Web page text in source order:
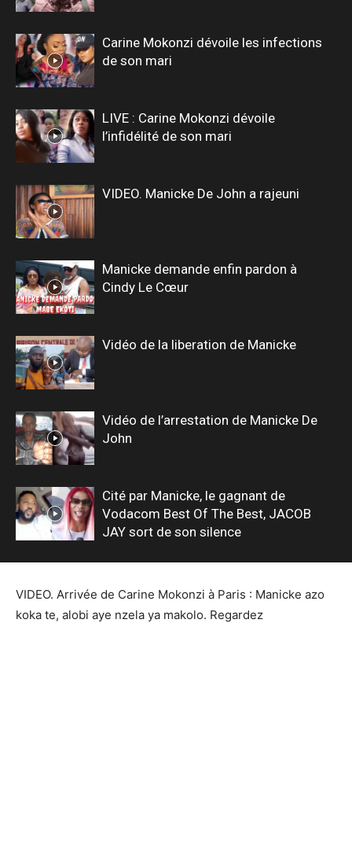
Carine Mokonzi dévoile les infections
de son mari
LIVE : Carine Mokonzi dévoile
l’infidélité de son mari
VIDEO. Manicke De John a rajeuni
Manicke demande enfin pardon à
Cindy Le Cœur
Vidéo de la liberation de Manicke
Vidéo de l’arrestation de Manicke De
John
Cité par Manicke, le gagnant de
Vodacom Best Of The Best, JACOB
JAY sort de son silence
VIDEO. Arrivée de Carine Mokonzi à Paris : Manicke azo
koka te, alobi aye nzela ya makolo. Regardez